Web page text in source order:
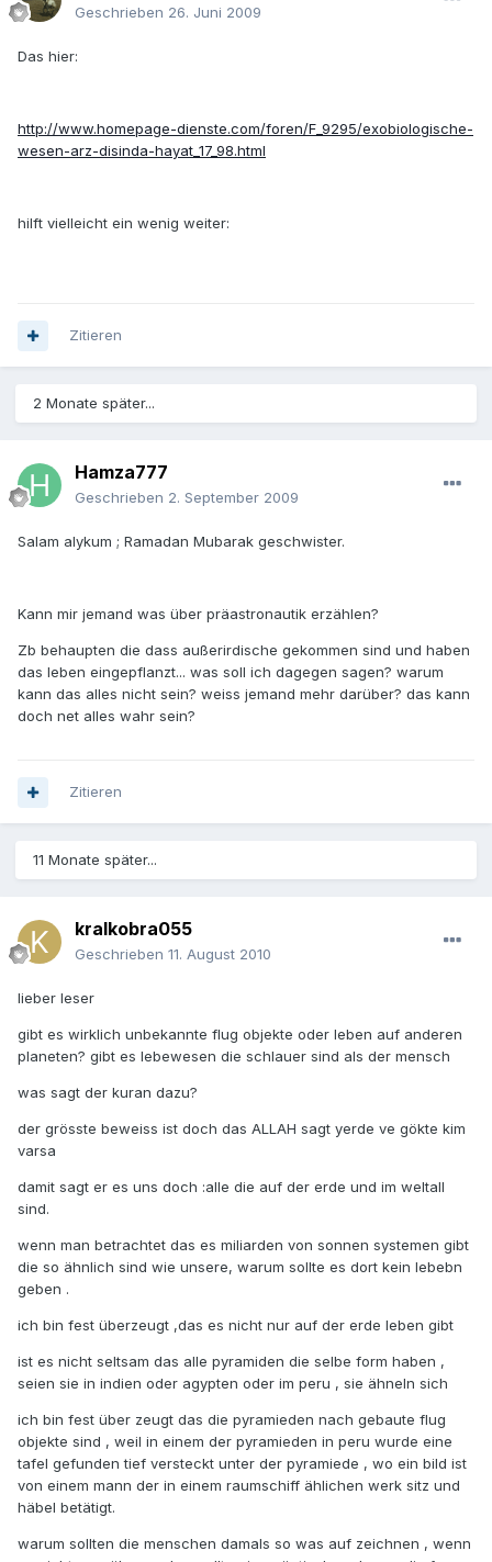
Geschrieben 26. Juni 2009
Das hier:
http://www.homepage-dienste.com/foren/F_9295/exobiologische-
wesen-arz-disinda-hayat_17_98.html
hilft vielleicht ein wenig weiter:
Zitieren
2 Monate später...
Hamza777
Geschrieben 2. September 2009
Salam alykum ; Ramadan Mubarak geschwister.
Kann mir jemand was über präastronautik erzählen?
Zb behaupten die dass außerirdische gekommen sind und haben
das leben eingepflanzt... was soll ich dagegen sagen? warum
kann das alles nicht sein? weiss jemand mehr darüber? das kann
doch net alles wahr sein?
Zitieren
11 Monate später...
kralkobra055
Geschrieben 11. August 2010
lieber leser
gibt es wirklich unbekannte flug objekte oder leben auf anderen
planeten? gibt es lebewesen die schlauer sind als der mensch
was sagt der kuran dazu?
der grösste beweiss ist doch das ALLAH sagt yerde ve gökte kim
varsa
damit sagt er es uns doch :alle die auf der erde und im weltall
sind.
wenn man betrachtet das es miliarden von sonnen systemen gibt
die so ähnlich sind wie unsere, warum sollte es dort kein lebebn
geben .
ich bin fest überzeugt ,das es nicht nur auf der erde leben gibt
ist es nicht seltsam das alle pyramiden die selbe form haben ,
seien sie in indien oder agypten oder im peru , sie ähneln sich
ich bin fest über zeugt das die pyramieden nach gebaute flug
objekte sind , weil in einem der pyramieden in peru wurde eine
tafel gefunden tief versteckt unter der pyramiede , wo ein bild ist
von einem mann der in einem raumschiff ählichen werk sitz und
häbel betätigt.
warum sollten die menschen damals so was auf zeichnen , wenn